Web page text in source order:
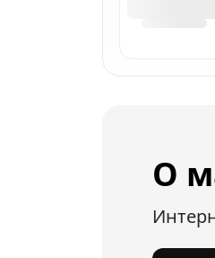
О